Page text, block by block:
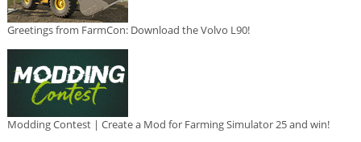
Greetings from FarmCon: Download the Volvo L90!
Modding Contest | Create a Mod for Farming Simulator 25 and win!